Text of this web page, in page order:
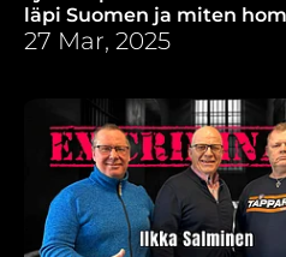
läpi Suomen ja miten
etsimiseen tyhjän hallin
27 Mar, 2025